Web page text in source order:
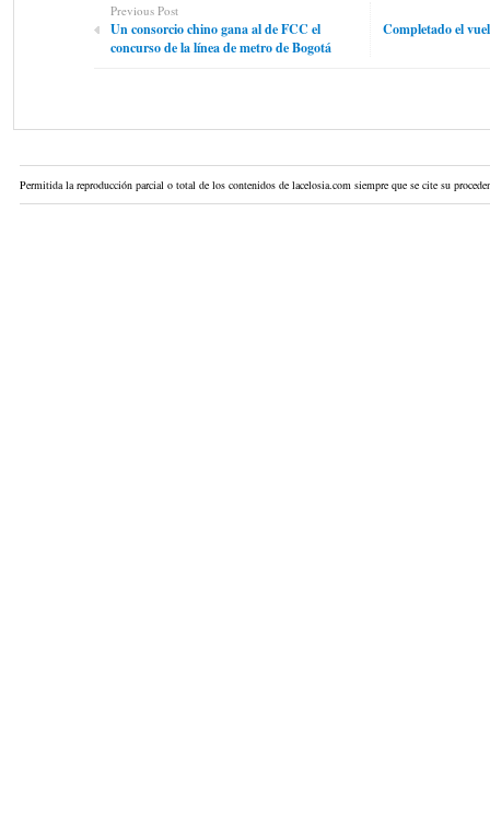
Previous Post
Un consorcio chino gana al de FCC el
concurso de la línea de metro de Bogotá
Completado el
Permitida la reproducción parcial o total de los contenidos de lacelosia.com siempre que se cite su